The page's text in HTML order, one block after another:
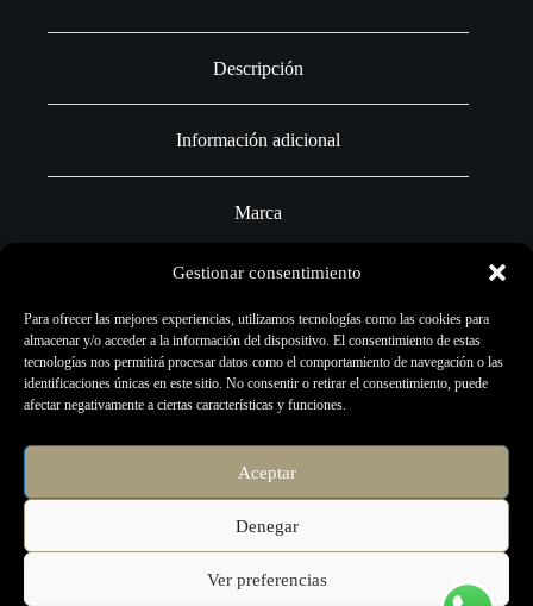
Gestionar consentimiento
Para ofrecer las mejores experiencias, utilizamos tecnologías como las cookies para
almacenar y/o acceder a la información del dispositivo. El consentimiento de estas
tecnologías nos permitirá procesar datos como el comportamiento de navegación o las
identificaciones únicas en este sitio. No consentir o retirar el consentimiento, puede
afectar negativamente a ciertas características y funciones.
Aceptar
Denegar
Ver preferencias
Descripción
Información adicional
Marca
Valoraciones (0)
Los recipientes de silicona Electric Ink almacenan la tinta de forma
protege la punta de la aguja y evita que esta se dañe.
Antes de utilizarlos esterilizar con alcohol al 70%. Después del uso,
desecharlos en un contenedor específico para residuos sanitarios.